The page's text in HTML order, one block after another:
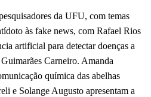
da UFU, com temas
às fake news, com Rafael Rios
artificial para detectar doenças a
Carneiro. Amanda
química das abelhas
e Solange Augusto apresentam a